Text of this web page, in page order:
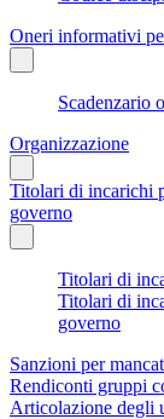
Oneri informativi
Scadenzario
Organizzazione
Titolari di incarichi
governo
Titolari di
Titolari di
governo
Sanzioni per
Rendiconti gruppi
Articolazione degli